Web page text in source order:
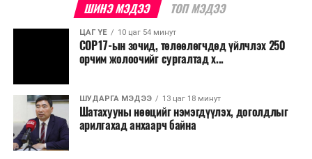
ШИНЭ МЭДЭЭ ТОП МЭДЭЭ
ЦАГ ҮЕ 10 цаг 54 минут
COP17-ын зочид, төлөөлөгчдөд үйлчлэх 250
орчим жолоочийг сургалтад х...
ШУДАРГА МЭДЭЭ 13 цаг 18 минут
Шатахууны нөөцийг нэмэгдүүлэх, доголдлыг
арилгахад анхаарч байна